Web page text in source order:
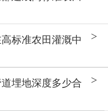
标准农田灌溉中
埋地深度多少合